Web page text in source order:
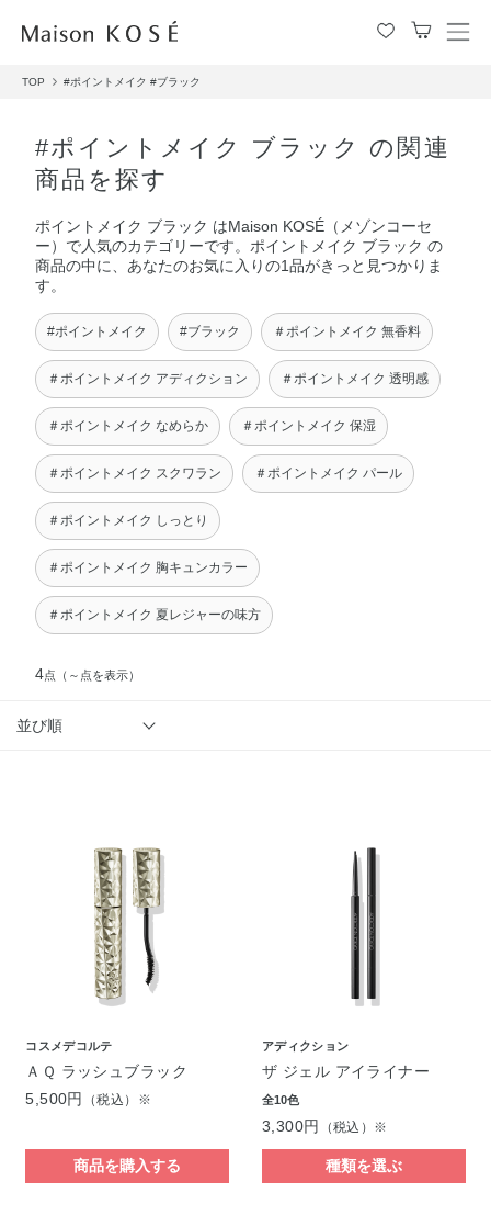
メ
TOP #ポイントメイク #ブラック
#ポイントメイク ブラック の関連
商品を探す
ポイントメイク ブラック はMaison KOSÉ（メゾンコーセ
ー）で人気のカテゴリーです。ポイントメイク ブラック の
商品の中に、あなたのお気に入りの1品がきっと見つかりま
す。
#ポイントメイク #ブラック ＃ポイントメイク 無香料
＃ポイントメイク アディクション ＃ポイントメイク 透明感
＃ポイントメイク なめらか ＃ポイントメイク 保湿
＃ポイントメイク スクワラン ＃ポイントメイク パール
＃ポイントメイク しっとり
＃ポイントメイク 胸キュンカラー
＃ポイントメイク 夏レジャーの味方
4点 （～点を表示）
並び順
コスメデコルテ
ＡＱ ラッシュブラック
5,500円
（税込）※
商品を購入する
アディクション
ザ ジェル アイライナー
全10色
3,300円 （税込）※
種類を選ぶ